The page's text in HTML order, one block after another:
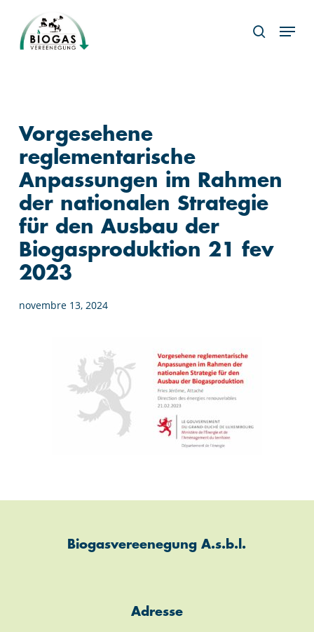
main
search
Vorgesehene
reglementarische
Anpassungen im Rahmen
der nationalen Strategie
für den Ausbau der
Biogasproduktion 21 fev
2023
novembre 13, 2024
Biogasvereenegung A.s.b.l.
Adresse